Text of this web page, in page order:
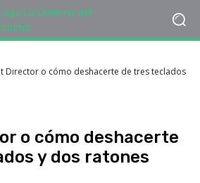
Director o cómo deshacerte de tres teclados
o cómo deshacerte
y dos ratones